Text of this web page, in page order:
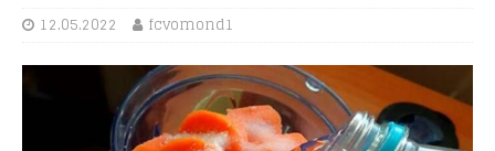
12.05.2022 fcvomond1